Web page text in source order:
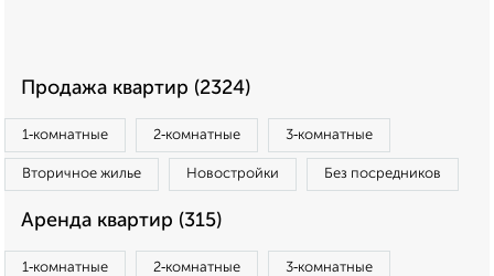
Продажа квартир (2324)
1‑комнатные 2‑комнатные 3‑комнатные
Вторичное жилье Новостройки Без посредников
Аренда квартир (315)
1‑комнатные 2‑комнатные 3‑комнатные